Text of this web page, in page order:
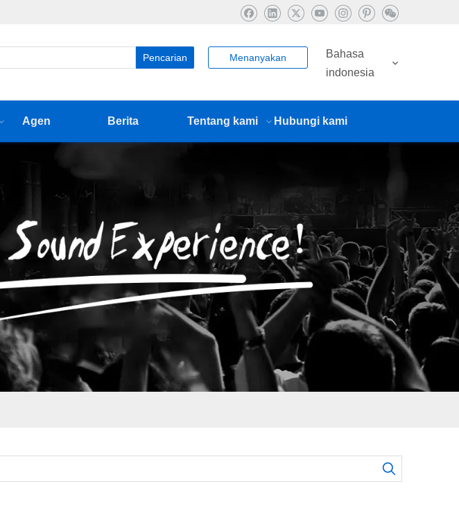
Pencarian Menanyakan
Bahasa
indonesia
Agen Berita Tentang kami Hubungi kami